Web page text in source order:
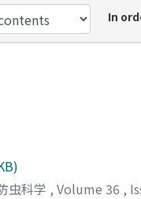
In
虫科学 , Volume 36 ,